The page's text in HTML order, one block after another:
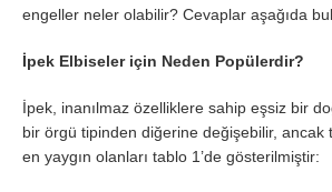
engeller neler olabilir? Cevaplar aşağıda
İpek Elbiseler için Neden Popülerdir?
İpek, inanılmaz özelliklere sahip eşsiz bir
bir örgü tipinden diğerine değişebilir, ancak
en yaygın olanları tablo 1’de gösterilmiştir: